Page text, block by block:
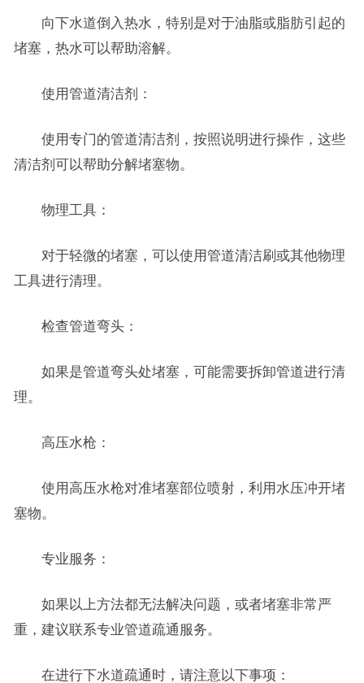
向下水道倒入热水，特别是对于油脂或脂肪引起的
堵塞，热水可以帮助溶解。
使用管道清洁剂：
使用专门的管道清洁剂，按照说明进行操作，这些
清洁剂可以帮助分解堵塞物。
物理工具：
对于轻微的堵塞，可以使用管道清洁刷或其他物理
工具进行清理。
检查管道弯头：
如果是管道弯头处堵塞，可能需要拆卸管道进行清
理。
高压水枪：
使用高压水枪对准堵塞部位喷射，利用水压冲开堵
塞物。
专业服务：
如果以上方法都无法解决问题，或者堵塞非常严
重，建议联系专业管道疏通服务。
在进行下水道疏通时，请注意以下事项：